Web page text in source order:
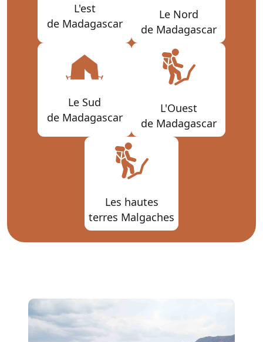
L'est
de Madagascar
Le Nord
de Madagascar
Le Sud
de Madagascar
L'Ouest
de Madagascar
Les hautes
terres Malgaches